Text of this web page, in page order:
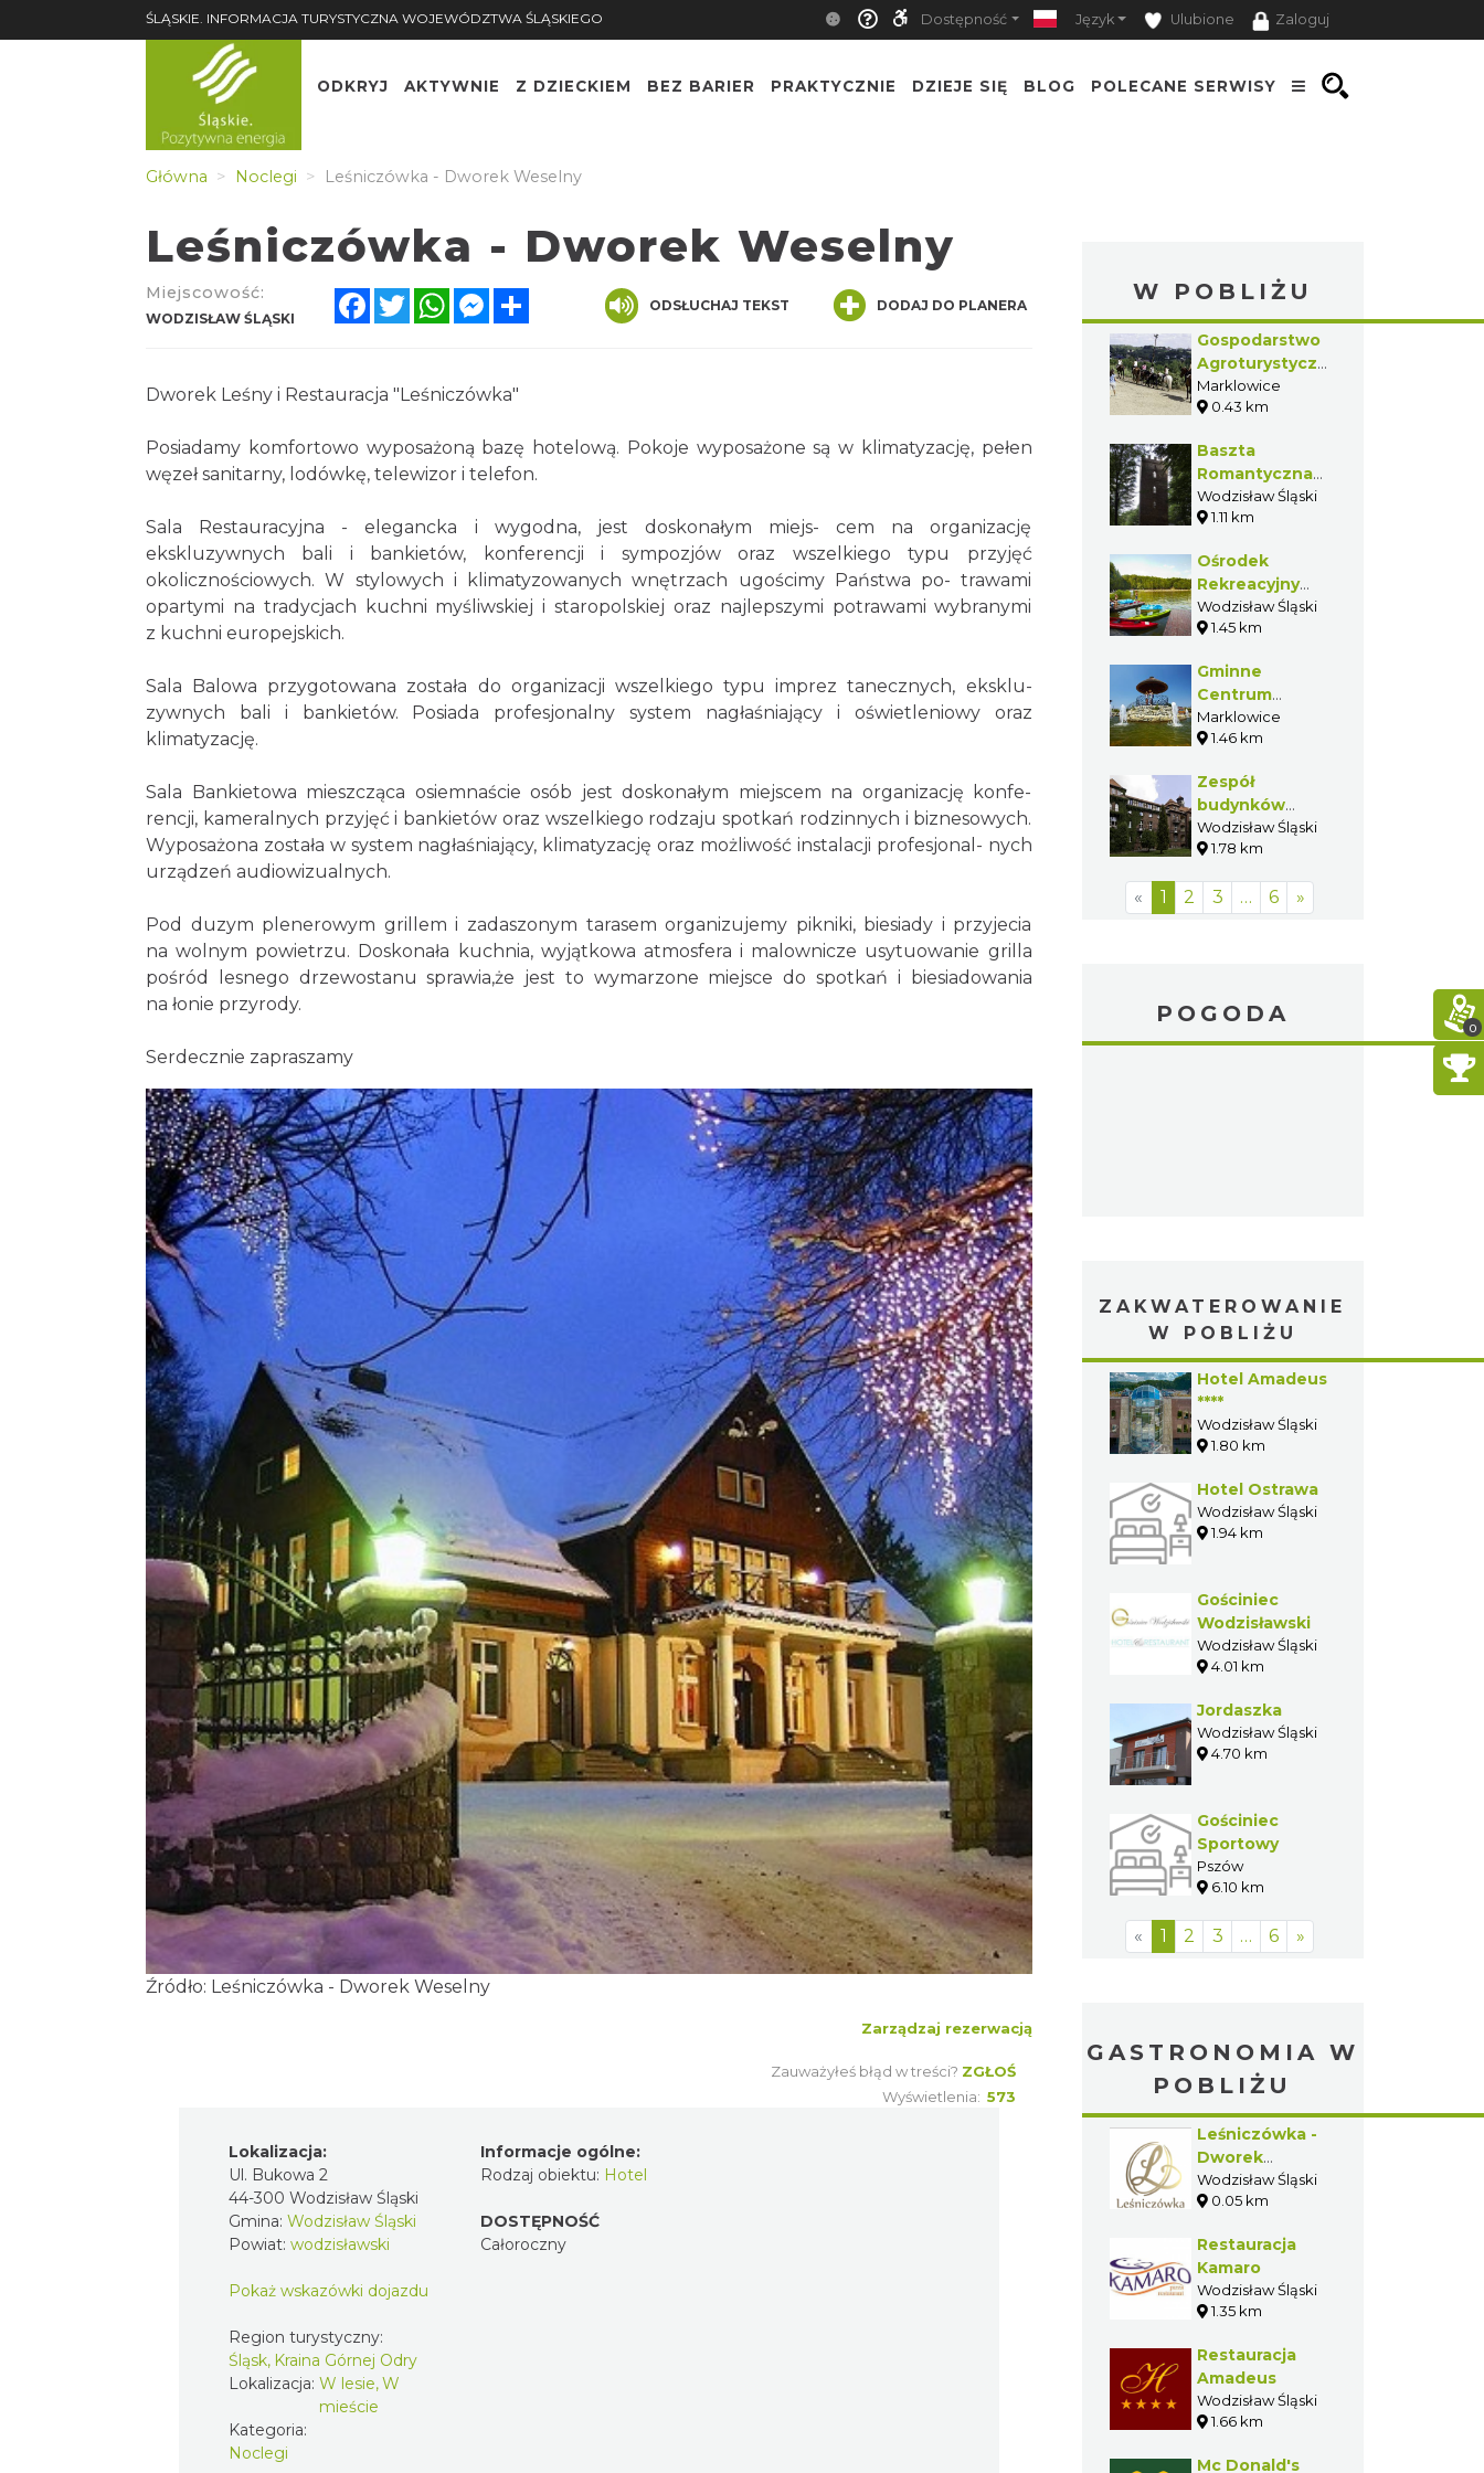
ŚLĄSKIE. INFORMACJA TURYSTYCZNA WOJEWÓDZTWA ŚLĄSKIEGO Dostępność Język Ulubione Zaloguj
ODKRYJ AKTYWNIE Z DZIECKIEM BEZ BARIER PRAKTYCZNIE DZIEJE SIĘ BLOG POLECANE SERWISY
Główna Noclegi Leśniczówka - Dworek Weselny
Leśniczówka - Dworek Weselny
Miejscowość:
WODZISŁAW ŚLĄSKI
FacebookTwitterWhatsAppMessenger ODSŁUCHAJ TEKST DODAJ DO PLANERA
Dworek Leśny i Restauracja "Leśniczówka"
Posiadamy komfortowo wyposażoną bazę hotelową. Pokoje wyposażone są w klimatyzację, pełen
węzeł sanitarny, lodówkę, telewizor i telefon.
Sala Restauracyjna - elegancka i wygodna, jest doskonałym miejs- cem na organizację
ekskluzywnych bali i bankietów, konferencji i sympozjów oraz wszelkiego typu przyjęć
okolicznościowych. W stylowych i klimatyzowanych wnętrzach ugościmy Państwa po- trawami
opartymi na tradycjach kuchni myśliwskiej i staropolskiej oraz najlepszymi potrawami wybranymi
z kuchni europejskich.
Sala Balowa przygotowana została do organizacji wszelkiego typu imprez tanecznych, eksklu-
zywnych bali i bankietów. Posiada profesjonalny system nagłaśniający i oświetleniowy oraz
klimatyzację.
Sala Bankietowa mieszcząca osiemnaście osób jest doskonałym miejscem na organizację konfe-
rencji, kameralnych przyjęć i bankietów oraz wszelkiego rodzaju spotkań rodzinnych i biznesowych.
Wyposażona została w system nagłaśniający, klimatyzację oraz możliwość instalacji profesjonal- nych
urządzeń audiowizualnych.
Pod duzym plenerowym grillem i zadaszonym tarasem organizujemy pikniki, biesiady i przyjecia
na wolnym powietrzu. Doskonała kuchnia, wyjątkowa atmosfera i malownicze usytuowanie grilla
pośród lesnego drzewostanu sprawia,że jest to wymarzone miejsce do spotkań i biesiadowania
na łonie przyrody.
Serdecznie zapraszamy
Źródło: Leśniczówka - Dworek Weselny
Zarządzaj rezerwacją
Zauważyłeś błąd w treści? ZGŁOŚ
Wyświetlenia: 573
Lokalizacja:
Ul. Bukowa 2
44-300 Wodzisław Śląski
Gmina: Wodzisław Śląski
Powiat: wodzisławski
Pokaż wskazówki dojazdu
Region turystyczny:
Śląsk, Kraina Górnej Odry
Lokalizacja: W lesie, W
mieście
Kategoria:
Noclegi
Informacje ogólne:
Rodzaj obiektu: Hotel
DOSTĘPNOŚĆ
Całoroczny
W POBLIŻU
Gospodarstwo
Agroturystyczne
„Stajnia na
Górce” w
Marklowice
0.43 km
Baszta
Romantyczna
w Wodzisławiu
Śląskim
Wodzisław Śląski
1.11 km
Ośrodek
Rekreacyjny
Balaton
Wodzisław Śląski
1.45 km
Gminne
Centrum
Rekreacji w
Marklowicach
Marklowice
1.46 km
Zespół
budynków
sanatoryjnych
w Wodzisławiu
Wodzisław Śląski
1.78 km
« 1 2 3 … 6 »
POGODA
ZAKWATEROWANIE
W POBLIŻU
Hotel Amadeus
****
Wodzisław Śląski
1.80 km
Hotel Ostrawa
Wodzisław Śląski
1.94 km
Gościniec
Wodzisławski
Wodzisław Śląski
4.01 km
Jordaszka
Wodzisław Śląski
4.70 km
Gościniec
Sportowy
Pszów
6.10 km
« 1 2 3 … 6 »
GASTRONOMIA W
POBLIŻU
Leśniczówka -
Dworek
Weselny
Wodzisław Śląski
0.05 km
Restauracja
Kamaro
Wodzisław Śląski
1.35 km
Restauracja
Amadeus
Wodzisław Śląski
1.66 km
Mc Donald's
0